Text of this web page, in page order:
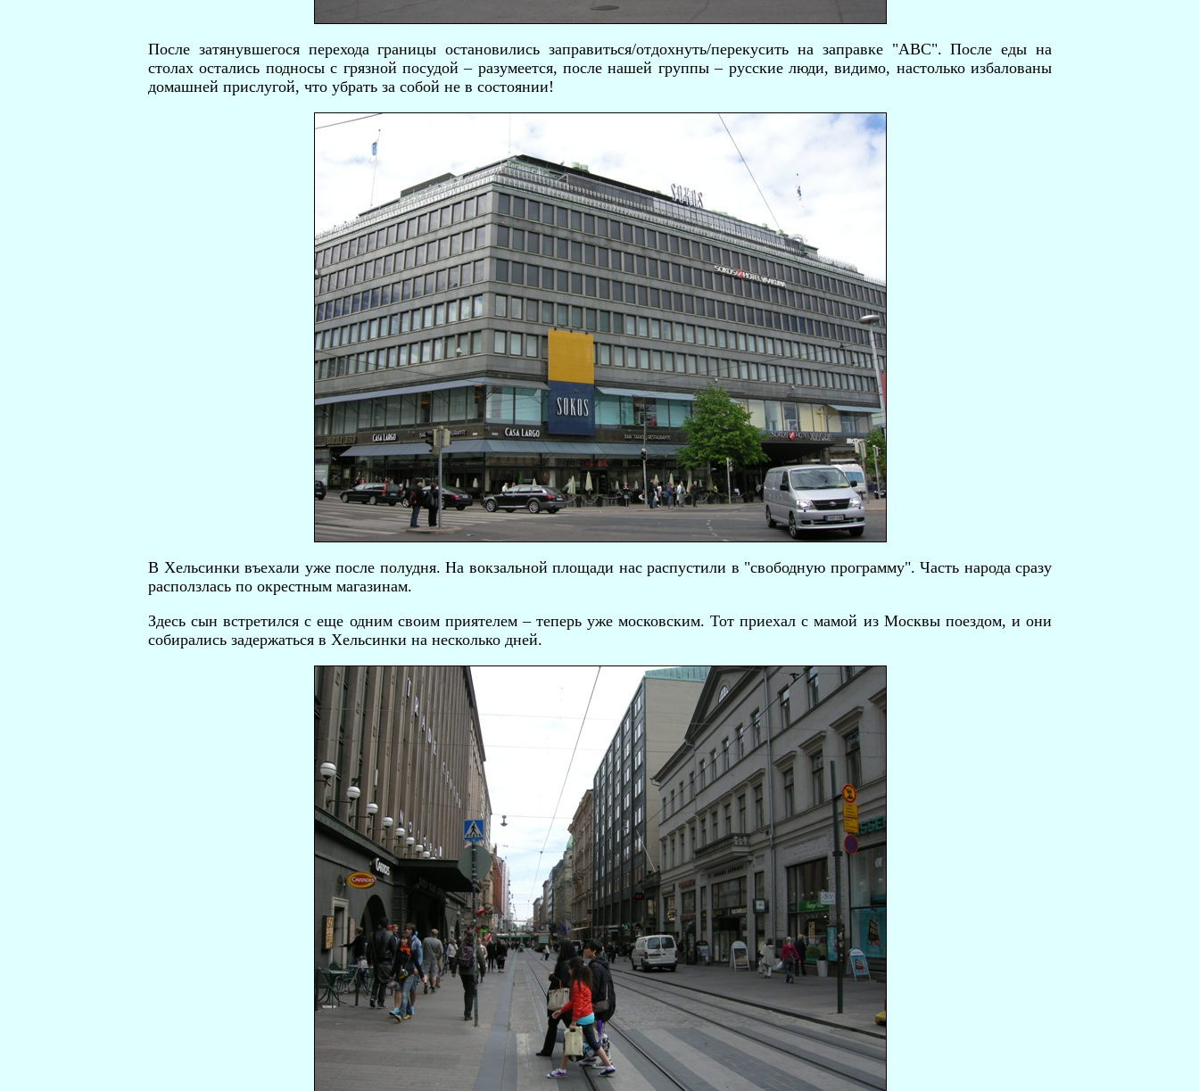
После затянувшегося перехода границы остановились заправиться/отдохнуть/перекусить на заправке "АВС". После еды на
столах остались подносы с грязной посудой – разумеется, после нашей группы – русские люди, видимо, настолько избалованы
домашней прислугой, что убрать за собой не в состоянии!
В Хельсинки въехали уже после полудня. На вокзальной площади нас распустили в "свободную программу". Часть народа сразу
расползлась по окрестным магазинам.
Здесь сын встретился с еще одним своим приятелем – теперь уже московским. Тот приехал с мамой из Москвы поездом, и они
собирались задержаться в Хельсинки на несколько дней.